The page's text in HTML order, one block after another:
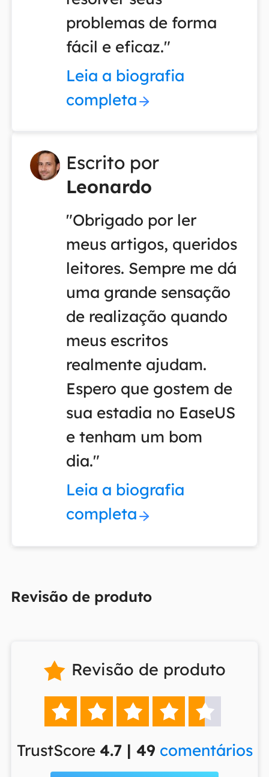
problemas de forma
fácil e eficaz."
Leia a biografia
completa
Escrito por
Leonardo
"Obrigado por ler
meus artigos, queridos
leitores. Sempre me dá
uma grande sensação
de realização quando
meus escritos
realmente ajudam.
Espero que gostem de
sua estadia no EaseUS
e tenham um bom
dia."
Leia a biografia
completa
Revisão de produto
 Revisão de produto
    
TrustScore 4.7 | 49 comentários